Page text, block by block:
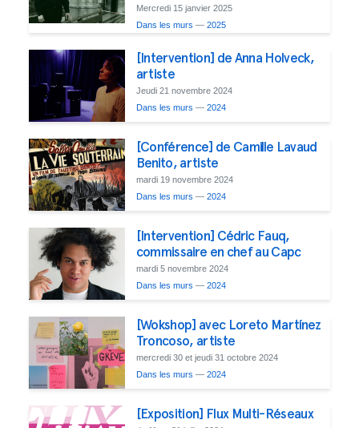
Mercredi 15 janvier 2025
Dans les murs — 2025
[Intervention] de Anna Holveck,
artiste
Jeudi 21 novembre 2024
Dans les murs — 2024
[Conférence] de Camille Lavaud
Benito, artiste
mardi 19 novembre 2024
Dans les murs — 2024
[Intervention] Cédric Fauq,
commissaire en chef au Capc
mardi 5 novembre 2024
Dans les murs — 2024
[Wokshop] avec Loreto Martínez
Troncoso, artiste
mercredi 30 et jeudi 31 octobre 2024
Dans les murs — 2024
[Exposition] Flux Multi-Réseaux